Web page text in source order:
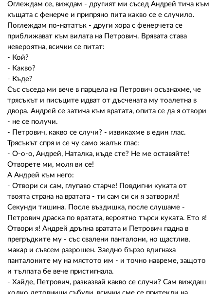
Оглеждам се, виждам - другият ми съсед Андрей тича към
къщата с фенерче и припряно пита какво се е случило.
Поглеждам по-нататък - други хора с фенерчета се
приближават към вилата на Петрович. Врявата става
невероятна, всички се питат:
- Кой?
- Какво?
- Къде?
Със съседа ми вече в парцела на Петрович осъзнахме, че
трясъкът и писъците идват от дъсчената му тоалетна в
двора. Андрей се затича към вратата, опита се да я отвори
- не се получи.
- Петрович, какво се случи? - извикахме в един глас.
Трясъкът спря и се чу само жалък глас:
- О-о-о, Андрей, Наталка, къде сте? Не ме оставяйте!
Отворете ми, моля ви се!
А Андрей към него:
- Отвори си сам, глупаво старче! Повдигни куката от
твоята страна на вратата - ти сам си си я затворил!
Секунди тишина. После въздишка, после слушаме -
Петрович драска по вратата, вероятно търси куката. Ето я!
Отвори я! Андрей дръпна вратата и Петрович падна в
прегръдките му - със свалени панталони, но щастлив,
макар и съвсем разрошен. Заедно бързо вдигнаха
панталоните му на мястото им - и точно навреме, защото
и тълпата бе вече пристигнала.
- Хайде, Петрович, разказвай какво се случи? Сам виждаш